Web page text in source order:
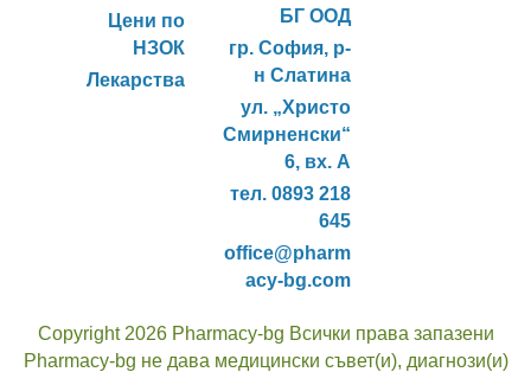
Цени по
НЗОК
Лекарства
БГ ООД
гр. София, р-
н Слатина
ул. „Христо
Смирненски“
6, вх. А
тел. 0893 218
645
office@pharm
acy-bg.com
Copyright 2026 Pharmacy-bg Всички права запазени
Pharmacy-bg не дава медицински съвет(и), диагнози(и)